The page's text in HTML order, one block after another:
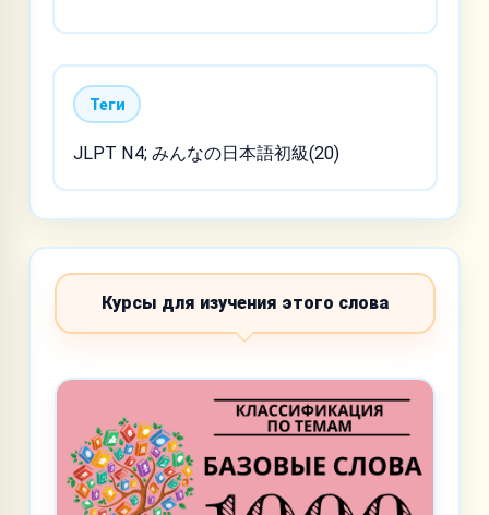
Теги
JLPT N4; みんなの日本語初級(20)
Курсы для изучения этого слова